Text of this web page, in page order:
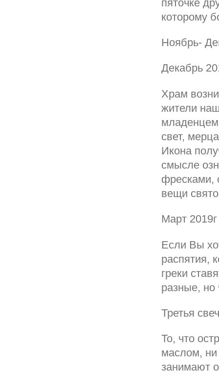
пяточке
которому
Ноябрь-
Декабрь
Храм
жители
младенцем
свет,
Икона
смысле
фресками,
вещи
Март
Если Вы
распятия,
греки
разные, но
Третья
То, что
маслом,
занимают